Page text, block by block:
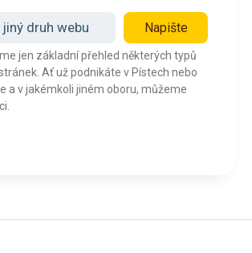
druh webu Napište
jen základní přehled některých typů
Ať už podnikáte v Pístech nebo
a v jakémkoli jiném oboru, můžeme